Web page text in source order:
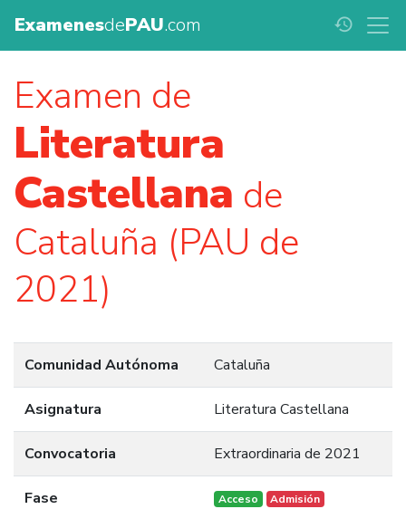
ExamenesdePAU.com history
Examen de
Literatura
Castellana de
Cataluña (PAU de
2021)
Comunidad Autónoma Cataluña
Asignatura Literatura Castellana
Convocatoria Extraordinaria de 2021
Fase Acceso Admisión